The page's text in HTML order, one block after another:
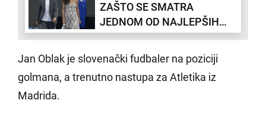
(VIDEO)
ZAŠTO SE SMATRA
JEDNOM OD NAJLEPŠIH
ŽENA U SPORTU: Bez i
trunke šminke oduševila na
događaju Rafaela Nadala
(FOTO)
Jan Oblak je slovenački fudbaler na poziciji
golmana, a trenutno nastupa za Atletika iz
Madrida.